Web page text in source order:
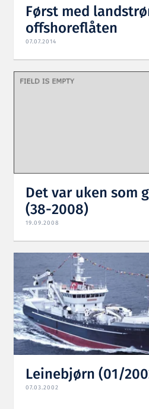
Først med
offshoreflåten
07.07.2014
Det var uken som
(38-2008)
19.09.2008
Leinebjørn (01/
07.03.2002